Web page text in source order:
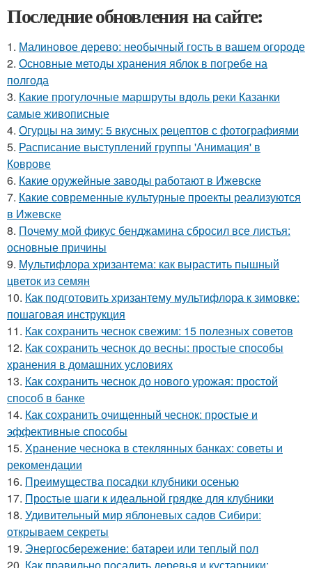
Последние обновления на сайте:
1. Малиновое дерево: необычный гость в вашем огороде
2. Основные методы хранения яблок в погребе на
полгода
3. Какие прогулочные маршруты вдоль реки Казанки
самые живописные
4. Огурцы на зиму: 5 вкусных рецептов с фотографиями
5. Расписание выступлений группы 'Анимация' в
Коврове
6. Какие оружейные заводы работают в Ижевске
7. Какие современные культурные проекты реализуются
в Ижевске
8. Почему мой фикус бенджамина сбросил все листья:
основные причины
9. Мультифлора хризантема: как вырастить пышный
цветок из семян
10. Как подготовить хризантему мультифлора к зимовке:
пошаговая инструкция
11. Как сохранить чеснок свежим: 15 полезных советов
12. Как сохранить чеснок до весны: простые способы
хранения в домашних условиях
13. Как сохранить чеснок до нового урожая: простой
способ в банке
14. Как сохранить очищенный чеснок: простые и
эффективные способы
15. Хранение чеснока в стеклянных банках: советы и
рекомендации
16. Преимущества посадки клубники осенью
17. Простые шаги к идеальной грядке для клубники
18. Удивительный мир яблоневых садов Сибири:
открываем секреты
19. Энергосбережение: батареи или теплый пол
20. Как правильно посадить деревья и кустарники: